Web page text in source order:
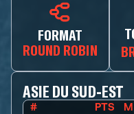
FORMAT
ROUND ROBIN
ASIE DU SUD-EST
# PTS M